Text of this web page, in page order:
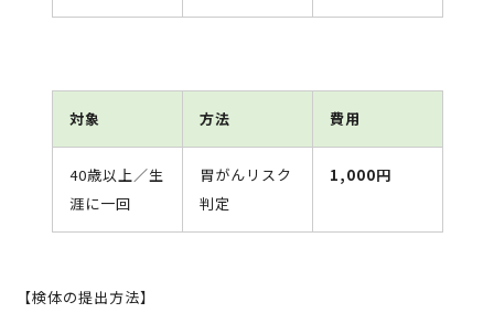
対象 方法 費用
40歳以上／生
涯に一回
胃がんリスク
判定
1,000円
【検体の提出方法】